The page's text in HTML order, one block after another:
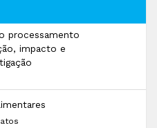
processamento
impacto e